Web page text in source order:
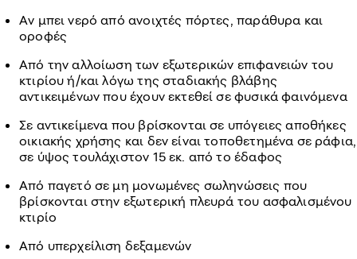
Αν μπει νερό από ανοιχτές πόρτες, παράθυρα και
οροφές
Από την αλλοίωση των εξωτερικών επιφανειών του
κτιρίου ή/και λόγω της σταδιακής βλάβης
αντικειμένων που έχουν εκτεθεί σε φυσικά φαινόμενα
Σε αντικείμενα που βρίσκονται σε υπόγειες αποθήκες
οικιακής χρήσης και δεν είναι τοποθετημένα σε ράφια,
σε ύψος τουλάχιστον 15 εκ. από το έδαφος
Από παγετό σε μη μονωμένες σωληνώσεις που
βρίσκονται στην εξωτερική πλευρά του ασφαλισμένου
κτιρίο
Από υπερχείλιση δεξαμενών